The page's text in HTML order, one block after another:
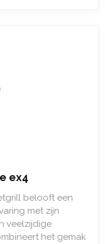
ex4
belooft een
met zijn
veelzijdige
het gemak